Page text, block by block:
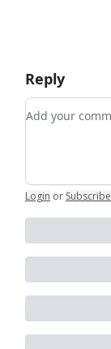
Reply
Add your
Login or Subscribe